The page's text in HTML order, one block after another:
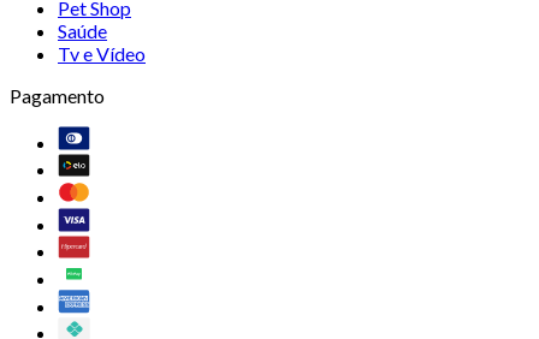
Pet Shop
Saúde
Tv e Vídeo
Pagamento